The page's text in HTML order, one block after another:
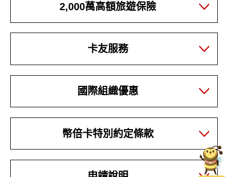
2,000萬高額旅遊保險
卡友服務
國際組織優惠
幣倍卡特別約定條款